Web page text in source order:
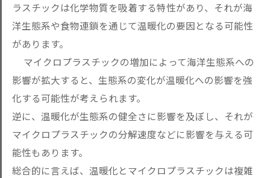
ラスチックは化学物質を吸着する特性があり、それが海
洋生態系や食物連鎖を通じて温暖化の要因となる可能性
があります。
マイクロプラスチックの増加によって海洋生態系への
影響が拡大すると、生態系の変化が温暖化への影響を強
化する可能性が考えられます。
逆に、温暖化が生態系の健全さに影響を及ぼし、それが
マイクロプラスチックの分解速度などに影響を与える可
能性もあります。
総合的に言えば、温暖化とマイクロプラスチックは複雑